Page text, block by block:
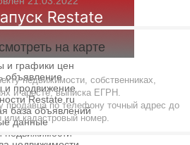
и графики цен
объявление
продвижение
Restate.ru
база объявлений
данные
недвижимости
на карте
недвижимости, собственниках,
и аресте, выписка ЕГРН.
продавца по телефону точный адрес до
или кадастровый номер.